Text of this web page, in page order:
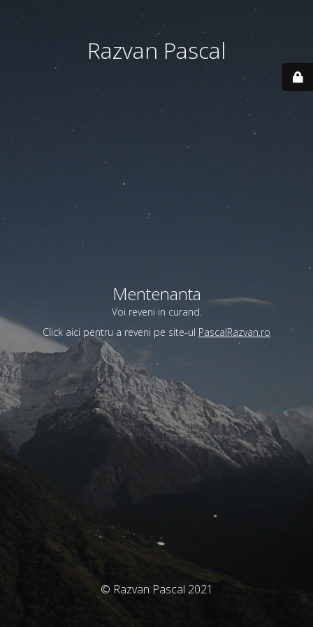
Razvan Pascal
Mentenanta
Voi reveni in curand.
Click aici pentru a reveni pe site-ul PascalRazvan.ro
© Razvan Pascal 2021